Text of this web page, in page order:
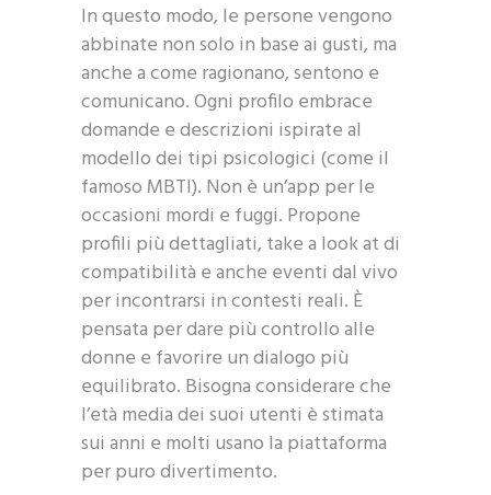
In questo modo, le persone vengono
abbinate non solo in base ai gusti, ma
anche a come ragionano, sentono e
comunicano. Ogni profilo embrace
domande e descrizioni ispirate al
modello dei tipi psicologici (come il
famoso MBTI). Non è un’app per le
occasioni mordi e fuggi. Propone
profili più dettagliati, take a look at di
compatibilità e anche eventi dal vivo
per incontrarsi in contesti reali. È
pensata per dare più controllo alle
donne e favorire un dialogo più
equilibrato. Bisogna considerare che
l’età media dei suoi utenti è stimata
sui anni e molti usano la piattaforma
per puro divertimento.